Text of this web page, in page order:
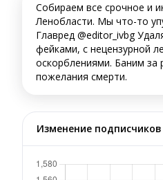
Собираем все срочное и
Ленобласти. Мы что-то
Главред @editor_ivbg
фейками, с нецензурной
оскорблениями. Баним за
пожелания смерти.
Изменение подписчиков